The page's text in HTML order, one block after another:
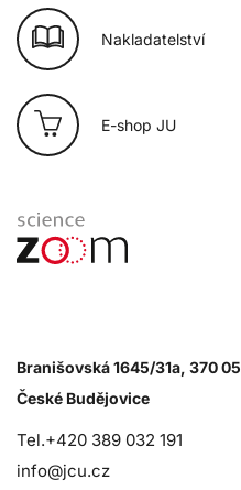
Nakladatelství
E-shop JU
Branišovská 1645/31a, 370 05
České Budějovice
Tel.+420 389 032 191
info@jcu.cz